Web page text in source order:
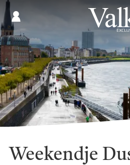
Weekendje